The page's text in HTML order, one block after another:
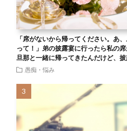
「席がないから帰ってください。あ
って！」弟の披露宴に行ったら私の席
旦那と一緒に帰ってきたんだけど、
愚痴・悩み